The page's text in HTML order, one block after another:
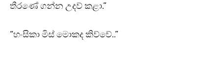
තීරණේ ගන්න උදව් කළා.”
“හංසිකා මිස් මොකද කිව්වේ..”